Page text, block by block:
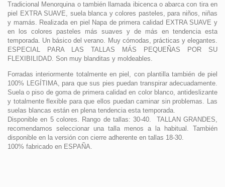
Tradicional Menorquina o también llamada ibicenca o abarca con tira en
piel EXTRA SUAVE, suela blanca y colores pasteles, para niños, niñas
y mamás. Realizada en piel Napa de primera calidad EXTRA SUAVE y
en los colores pasteles más suaves y de más en tendencia esta
temporada. Un básico del verano. Muy cómodas, prácticas y elegantes.
ESPECIAL PARA LAS TALLAS MÁS PEQUEÑAS POR SU
FLEXIBILIDAD. Son muy blanditas y moldeables.
Forradas interiormente totalmente en piel, con plantilla también de piel
100% LEGÍTIMA, para que sus pies puedan transpirar adecuadamente.
Suela o piso de goma de primera calidad en color blanco, antideslizante
y totalmente flexible para que ellos puedan caminar sin problemas. Las
suelas blancas están en plena tendencia esta temporada.
Disponible en 5 colores. Rango de tallas: 30-40. TALLAN GRANDES,
recomendamos seleccionar una talla menos a la habitual. También
disponible en la versión con cierre adherente en tallas 18-30.
100% fabricado en ESPAÑA.